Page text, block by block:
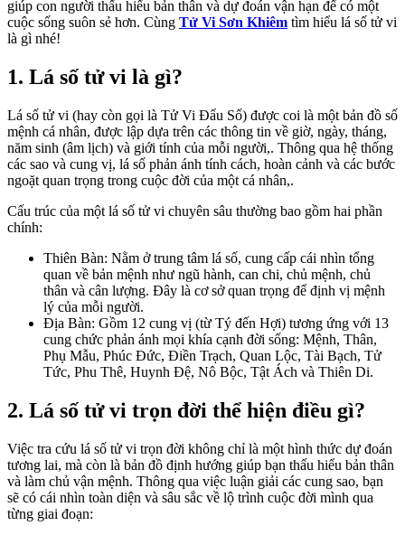
giúp con người thấu hiểu bản thân và dự đoán vận hạn để có một
cuộc sống suôn sẻ hơn. Cùng Tử Vi Sơn Khiêm tìm hiểu lá số tử vi
là gì nhé!
1. Lá số tử vi là gì?
Lá số tử vi (hay còn gọi là Tử Vi Đẩu Số) được coi là một bản đồ số
mệnh cá nhân, được lập dựa trên các thông tin về giờ, ngày, tháng,
năm sinh (âm lịch) và giới tính của mỗi người,. Thông qua hệ thống
các sao và cung vị, lá số phản ánh tính cách, hoàn cảnh và các bước
ngoặt quan trọng trong cuộc đời của một cá nhân,.
Cấu trúc của một lá số tử vi chuyên sâu thường bao gồm hai phần
chính:
Thiên Bàn: Nằm ở trung tâm lá số, cung cấp cái nhìn tổng
quan về bản mệnh như ngũ hành, can chi, chủ mệnh, chủ
thân và cân lượng. Đây là cơ sở quan trọng để định vị mệnh
lý của mỗi người.
Địa Bàn: Gồm 12 cung vị (từ Tý đến Hợi) tương ứng với 13
cung chức phản ánh mọi khía cạnh đời sống: Mệnh, Thân,
Phụ Mẫu, Phúc Đức, Điền Trạch, Quan Lộc, Tài Bạch, Tử
Tức, Phu Thê, Huynh Đệ, Nô Bộc, Tật Ách và Thiên Di.
2. Lá số tử vi trọn đời thể hiện điều gì?
Việc tra cứu lá số tử vi trọn đời không chỉ là một hình thức dự đoán
tương lai, mà còn là bản đồ định hướng giúp bạn thấu hiểu bản thân
và làm chủ vận mệnh. Thông qua việc luận giải các cung sao, bạn
sẽ có cái nhìn toàn diện và sâu sắc về lộ trình cuộc đời mình qua
từng giai đoạn: